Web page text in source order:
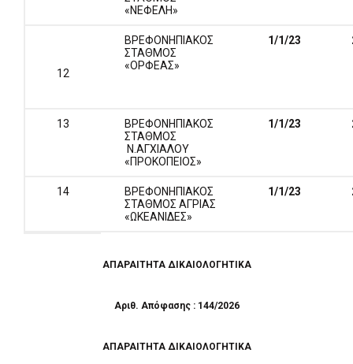
«ΝΕΦΕΛΗ»
12
ΒΡΕΦΟΝΗΠΙΑΚΟΣ
ΣΤΑΘΜΟΣ
«ΟΡΦΕΑΣ»
1/1/23
13
ΒΡΕΦΟΝΗΠΙΑΚΟΣ
ΣΤΑΘΜΟΣ
Ν.ΑΓΧΙΑΛΟΥ
«ΠΡΟΚΟΠΕΙΟΣ»
1/1/23
14
ΒΡΕΦΟΝΗΠΙΑΚΟΣ
ΣΤΑΘΜΟΣ ΑΓΡΙΑΣ
«ΩΚΕΑΝΙΔΕΣ»
1/1/23
ΑΠΑΡΑΙΤΗΤΑ ΔΙΚΑΙΟΛΟΓΗΤΙΚΑ
Αριθ. Απόφασης : 144/2026
ΑΠΑΡΑΙΤΗΤΑ ΔΙΚΑΙΟΛΟΓΗΤΙΚΑ